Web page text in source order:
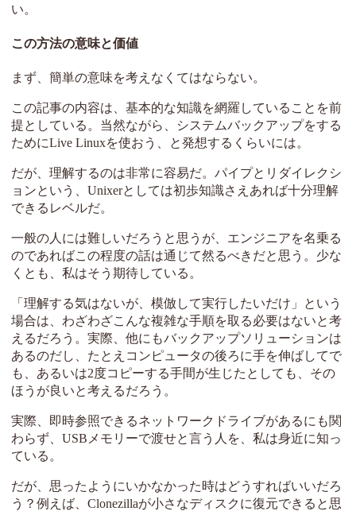
い。
この方法の意味と価値
まず、簡単の意味を考えなくてはならない。
この記事の内容は、基本的な知識を網羅していることを前
提としている。当然ながら、システムバックアップをする
ためにLive Linuxを使おう、と発想するくらいには。
だが、理解するのは非常に容易だ。パイプとリダイレクシ
ョンという、Unixerとしては初歩知識さえあれば十分理解
できるレベルだ。
一般の人には難しいだろうと思うが、エンジニアを名乗る
のであればこの程度の話は通じて然るべきだと思う。少な
くとも、私はそう期待している。
「理解する気はないが、模倣して実行したいだけ」という
場合は、わざわざこんな複雑な手順を取る必要はないと考
えるだろう。実際、他にもバックアップソリューションは
あるのだし、たとえコンピュータの後ろに手を伸ばしてで
も、あるいは2度コピーする手間が生じたとしても、その
ほうが良いと考えるだろう。
実際、即時参照できるネットワークドライブがあるにも関
わらず、USBメモリーで渡せと言う人を、私は身近に知っ
ている。
だが、思ったようにいかなかった時はどうすればいいだろ
う？例えば、Clonezillaが小さなディスクに復元できると思